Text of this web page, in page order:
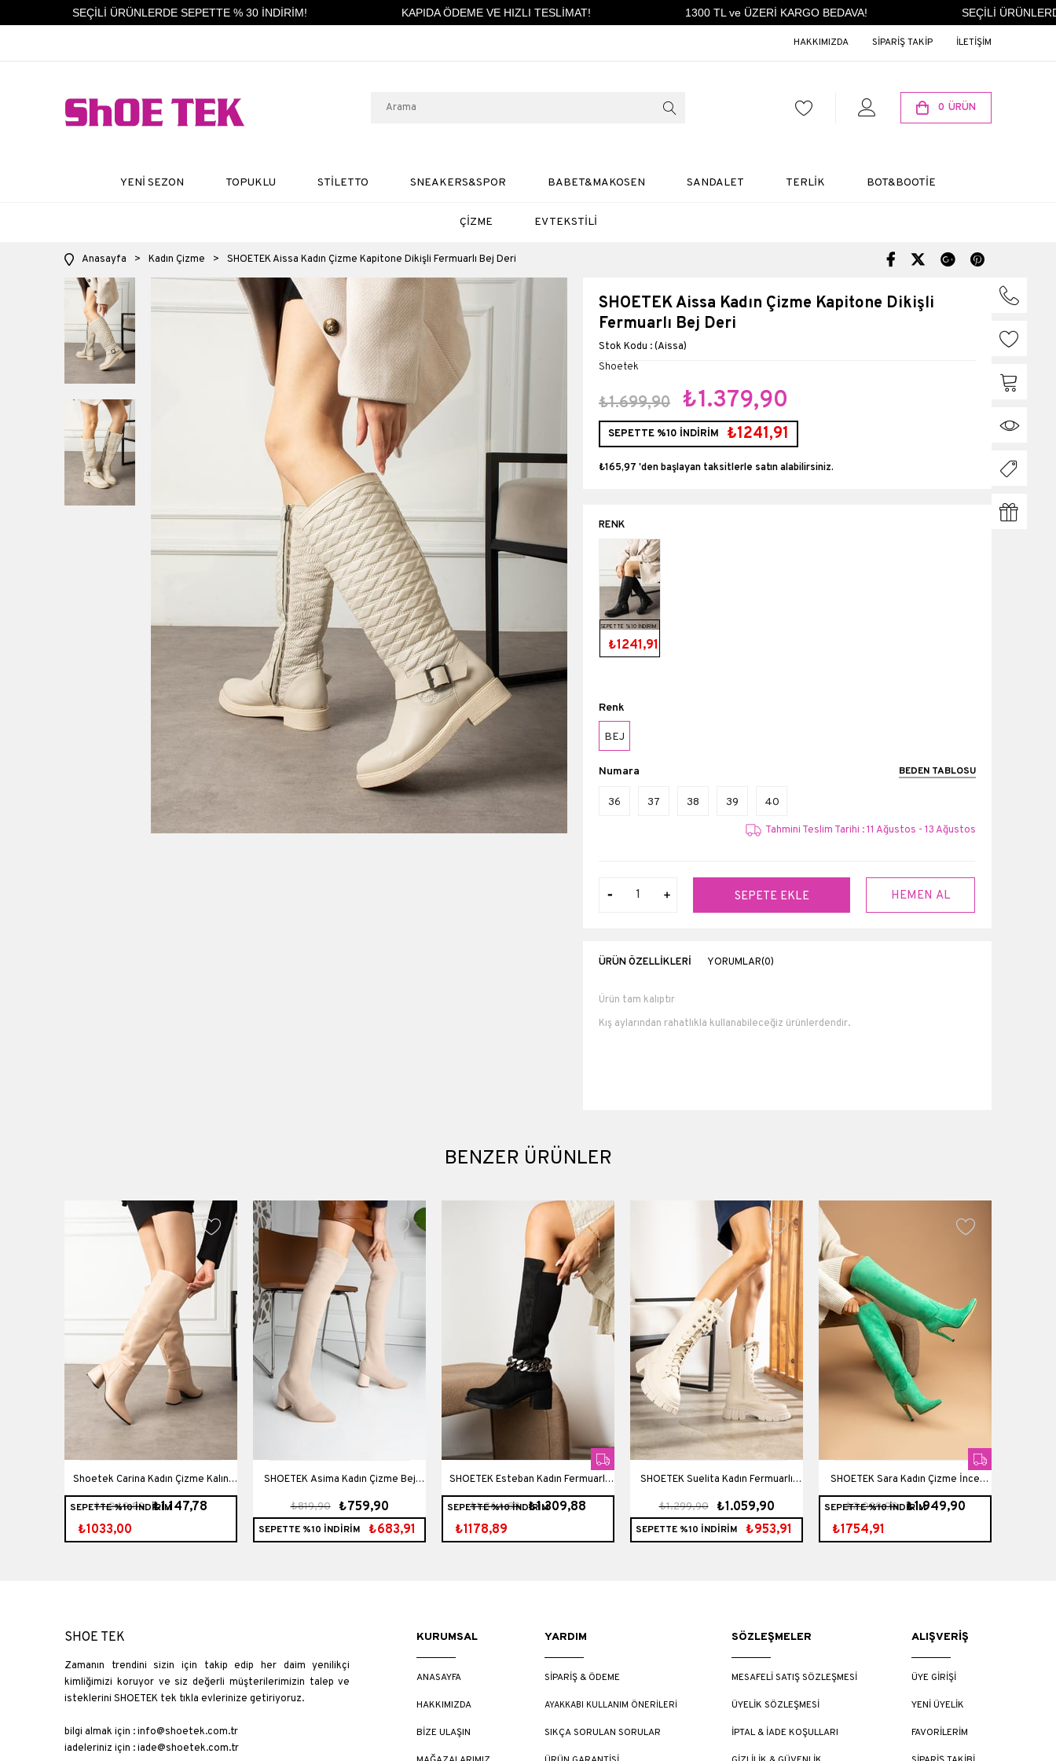
SEÇİLİ ÜRÜNLERDE SEPETTE % 30 İNDİRİM! KAPIDA ÖDEME VE HIZLI TESLİMAT! 1300 TL ve ÜZERİ KARGO BEDAVA! SEÇİLİ
HAKKIMIZDA SİPARİŞ TAKİP İLETİŞİM
0 ÜRÜN
YENİ SEZON TOPUKLU STİLETTO SNEAKERS&SPOR BABET&MAKOSEN SANDALET TERLİK BOT&BOOTİE
ÇİZME EV TEKSTİLİ
Anasayfa > Kadın Çizme > SHOETEK Aissa Kadın Çizme Kapitone Dikişli Fermuarlı Bej Deri
SHOETEK Aissa Kadın Çizme Kapitone Dikişli
Fermuarlı Bej Deri
(Aissa)
Shoetek
₺1.699,90 ₺1.379,90
SEPETTE %10 İNDİRİM ₺1241,91
₺165,97 'den başlayan taksitlerle
SEPETTE %10 İNDİRİM
₺1241,91
Renk
BEJ
Numara BEDEN TABLOSU
36 37 38 39 40
Tahmini Teslim Tarihi : 11 Ağustos - 13 Ağustos
ÜRÜN ÖZELLIKLERI YORUMLAR(0)
Ürün tam kalıptır
Kış aylarından rahatlıkla kullanabileceğiz ürünlerdendir.
BENZER ÜRÜNLER
Shoetek Carina Kadın Çizme Kalın
₺1.147,78
₺1.249,89
SEPETTE %10 İNDİRİM
₺1033,00
SHOETEK Asima Kadın Çizme Bej
Triko
₺759,90
₺819,90
SEPETTE %10 İNDİRİM ₺683,91
SHOETEK Esteban Kadın Fermuarlı
₺1.309,88
₺1.364,89
SEPETTE %10 İNDİRİM
₺1178,89
SHOETEK Suelita Kadın Fermuarlı
Çizme Bağcıklı Postal Bej Deri
₺1.059,90
₺1.299,90
SEPETTE %10 İNDİRİM ₺953,91
SHOETEK Sara Kadın Çizme İnce
₺1.949,90
₺2.099,90
SEPETTE %10 İNDİRİM
₺1754,91
SHOE TEK
Zamanın trendini sizin için takip edip her daim yenilikçi
kimliğimizi koruyor ve siz değerli müşterilerimizin talep ve
isteklerini SHOETEK tek tıkla evlerinize getiriyoruz.
bilgi almak için :info@shoetek.com.tr
iadeleriniz için :iade@shoetek.com.tr
KURUMSAL
ANASAYFA
HAKKIMIZDA
BİZE ULAŞIN
YARDIM
SİPARİŞ & ÖDEME
AYAKKABI KULLANIM ÖNERİLERİ
SIKÇA SORULAN SORULAR
SÖZLEŞMELER
MESAFELİ SATIŞ SÖZLEŞMESİ
ÜYELİK SÖZLEŞMESİ
İPTAL & İADE KOŞULLARI
ALIŞVERİŞ
ÜYE GİRİŞİ
YENİ ÜYELİK
FAVORİLERİM